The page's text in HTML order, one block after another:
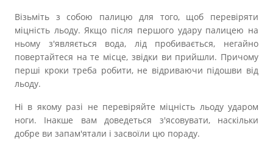
Візьміть з собою палицю для того, щоб перевіряти
міцність льоду. Якщо після першого удару палицею на
ньому з'являється вода, лід пробивається, негайно
повертайтеся на те місце, звідки ви прийшли. Причому
перші кроки треба робити, не відриваючи підошви від
льоду.
Ні в якому разі не перевіряйте міцність льоду ударом
ноги. Інакше вам доведеться з'ясовувати, наскільки
добре ви запам'ятали і засвоїли цю пораду.